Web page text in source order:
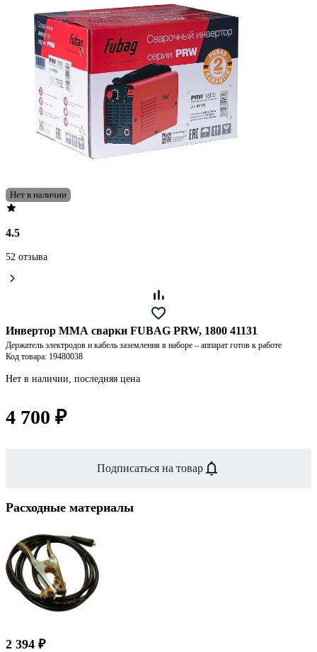
Нет в наличии
4.5
52 отзыва
Инвертор ММА сварки FUBAG PRW, 1800 41131
Держатель электродов и кабель заземления в наборе – аппарат готов к работе
Код товара: 19480038
Нет в наличии, последняя цена
4 700 ₽
Подписаться на товар
Расходные материалы
2 394 ₽